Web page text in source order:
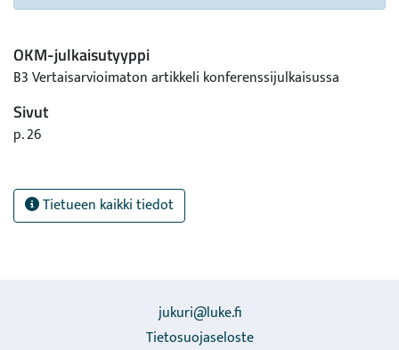
OKM-julkaisutyyppi
B3 Vertaisarvioimaton artikkeli konferenssijulkaisussa
Sivut
p. 26
Tietueen kaikki tiedot
jukuri@luke.fi
Tietosuojaseloste